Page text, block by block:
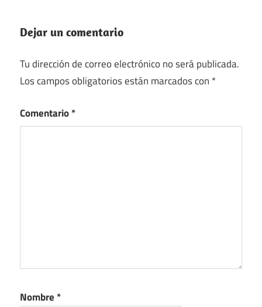
Dejar un comentario
Tu dirección de correo electrónico no será publicada.
Los campos obligatorios están marcados con *
Comentario*
Nombre *